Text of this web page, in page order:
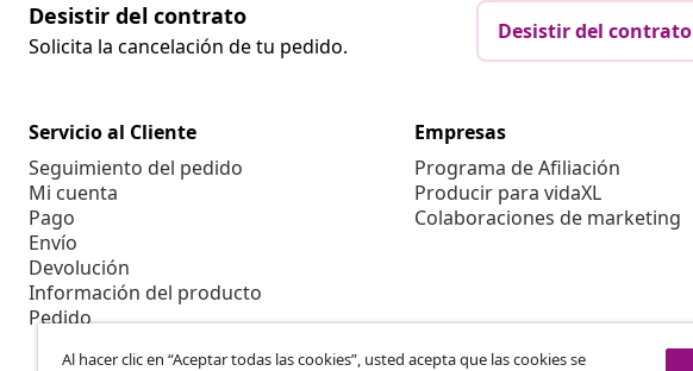
Desistir del contrato
Solicita la cancelación de tu pedido.
Desistir del contrato
Servicio al Cliente
Seguimiento del pedido
Mi cuenta
Pago
Envío
Devolución
Información del producto
Pedido
Empresas
Programa de Afiliación
Producir para vidaXL
Colaboraciones de marketing
Al hacer clic en “Aceptar todas las cookies”, usted acepta que las cookies se